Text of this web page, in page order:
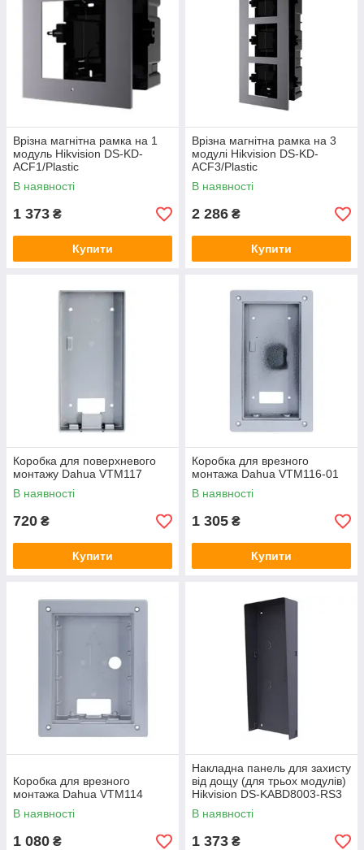
Врізна магнітна рамка на 1
модуль Hikvision DS-KD-
ACF1/Plastic
В наявності
1 373 ₴
Купити
Врізна магнітна рамка на 3
модулі Hikvision DS-KD-
ACF3/Plastic
В наявності
2 286 ₴
Купити
Коробка для поверхневого
монтажу Dahua VTM117
В наявності
720 ₴
Купити
Коробка для врезного
монтажа Dahua VTM116-01
В наявності
1 305 ₴
Купити
Коробка для врезного
монтажа Dahua VTM114
В наявності
1 080 ₴
Накладна панель для захисту
від дощу (для трьох модулів)
Hikvision DS-KABD8003-RS3
В наявності
1 373 ₴